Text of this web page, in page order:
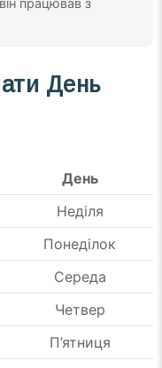
День
День
Неділя
Понеділок
Середа
Четвер
П’ятниця